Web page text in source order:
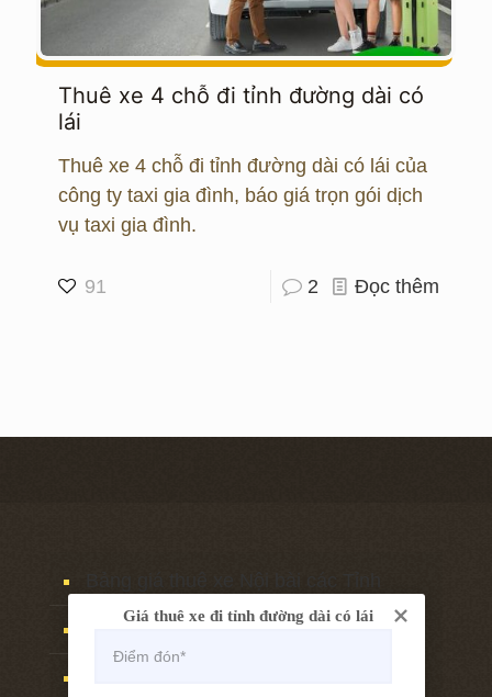
Thuê xe 4 chỗ đi tỉnh đường dài có
lái
Thuê xe 4 chỗ đi tỉnh đường dài có lái của
công ty taxi gia đình, báo giá trọn gói dịch
vụ taxi gia đình.
91 2 Đọc thêm
Thuê xe Hà nội sân bay Nội bài
Giá thuê xe đi tỉnh đường dài có lái